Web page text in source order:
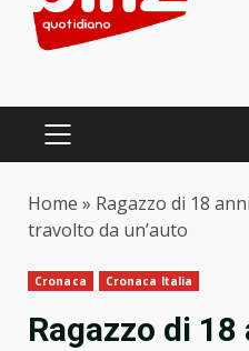
PRIMARY
Home » Ragazzo di 18
travolto da un’auto
Cronaca Cronaca Italia
Ragazzo di